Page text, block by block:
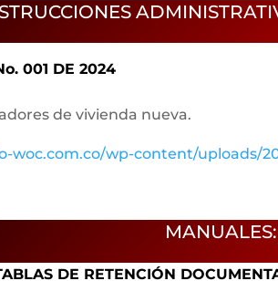
001 DE 2024
de vivienda nueva.
wp-content/uploads/
MANUALES:
DE RETENCIÓN